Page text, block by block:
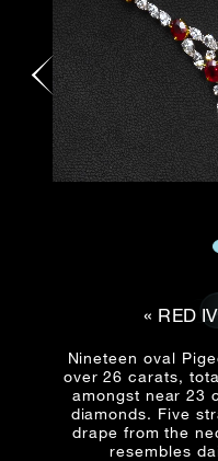
« RED
Nineteen oval
over 26 carats,
amongst near 23
diamonds. Five
drape from the
resembles
Civilité
ADRESSE E-MAIL *
E-mail
Date
J'aimerais aussi voir
Date
Heure
: